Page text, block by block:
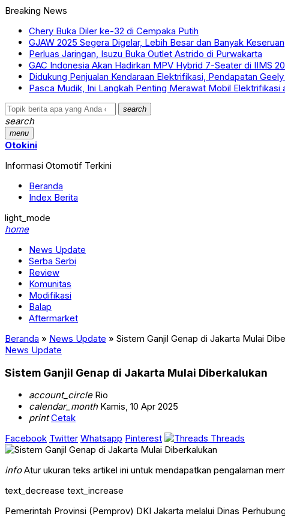
Breaking News
Chery Buka Diler ke-32 di Cempaka Putih
GJAW 2025 Segera Digelar, Lebih Besar dan Banyak Keseruan
Perluas Jaringan, Isuzu Buka Outlet Astrido di Purwakarta
GAC Indonesia Akan Hadirkan MPV Hybrid 7-Seater di IIMS
Didukung Penjualan Kendaraan Elektrifikasi, Pendapatan
Pasca Mudik, Ini Langkah Penting Merawat Mobil Elektrifikasi
search
search
menu
Otokini
Informasi Otomotif Terkini
Beranda
Index Berita
light_mode
home
News Update
Serba Serbi
Review
Komunitas
Modifikasi
Balap
Aftermarket
Beranda » News Update » Sistem Ganjil Genap di Jakarta Mulai
News Update
Sistem Ganjil Genap di Jakarta Mulai Diberkalukan
account_circleRio
calendar_monthKamis, 10 Apr 2025
print Cetak
Facebook Twitter Whatsapp Pinterest Threads
infoAtur ukuran teks artikel ini untuk mendapatkan pengalaman
text_decrease text_increase
Pemerintah Provinsi (Pemprov) DKI Jakarta melalui Dinas